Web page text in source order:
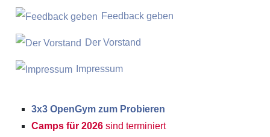
Feedback geben
Der Vorstand
Impressum
3x3 OpenGym zum Probieren
Camps für 2026 sind terminiert